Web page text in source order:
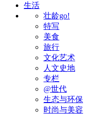
生活
壮龄go!
特写
美食
旅行
文化艺术
人文史地
专栏
@世代
生态与环保
时尚与美容